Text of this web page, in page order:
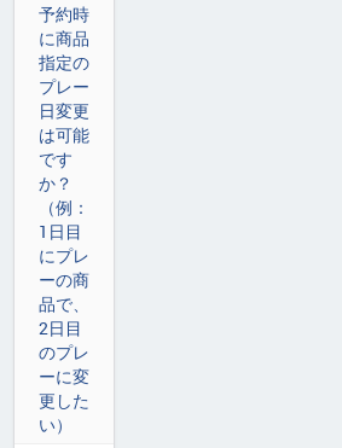
予約時
に商品
指定の
プレー
日変更
は可能
です
か？
（例：
1日目
にプレ
ーの商
品で、
2日目
のプレ
ーに変
更した
い）